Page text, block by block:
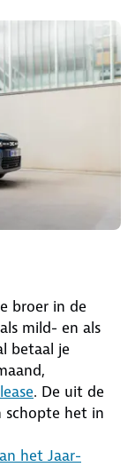
broer in de
mild- en als
betaal je
. De uit de
schopte het in
het Jaar-